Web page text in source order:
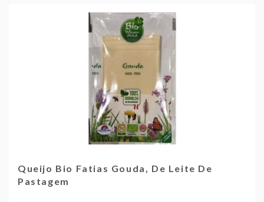
Queijo Bio Fatias Gouda, De Leite De
Pastagem